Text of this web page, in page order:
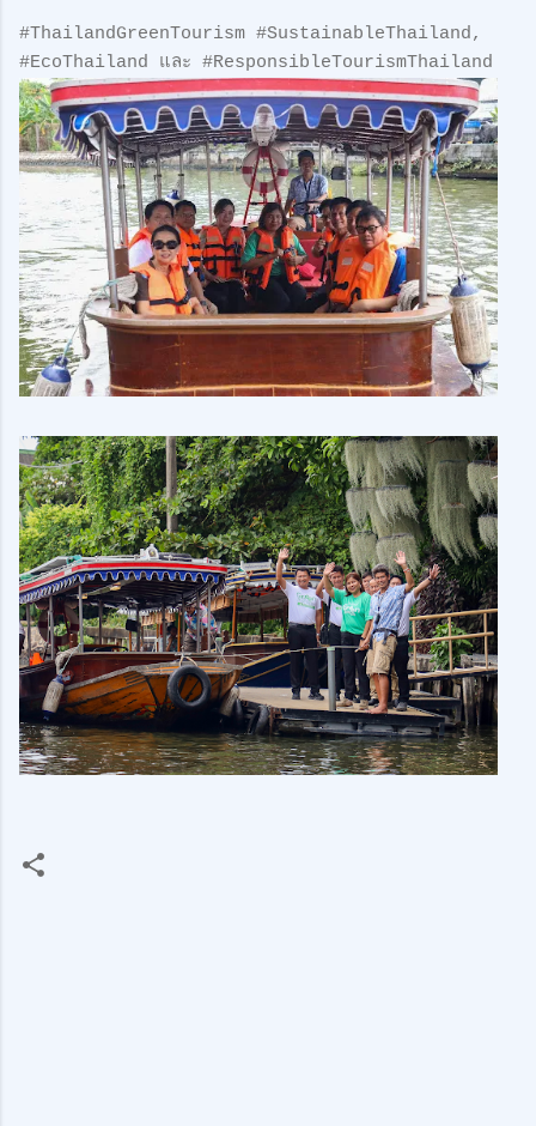
#ThailandGreenTourism #SustainableThailand,
#EcoThailand และ #ResponsibleTourismThailand